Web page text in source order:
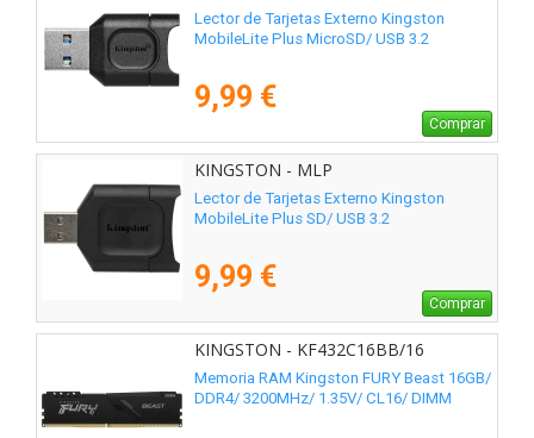
Lector de Tarjetas Externo Kingston
MobileLite Plus MicroSD/ USB 3.2
9,99 €
Comprar
KINGSTON - MLP
Lector de Tarjetas Externo Kingston
MobileLite Plus SD/ USB 3.2
9,99 €
Comprar
KINGSTON - KF432C16BB/16
Memoria RAM Kingston FURY Beast 16GB/
DDR4/ 3200MHz/ 1.35V/ CL16/ DIMM